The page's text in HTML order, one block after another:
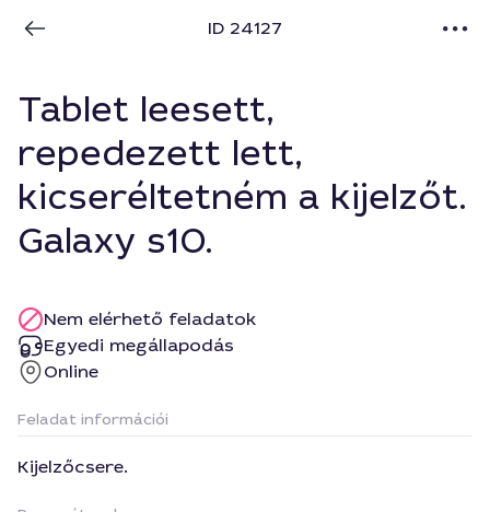
ID 24127
Tablet leesett,
repedezett lett,
kicseréltetném a kijelzőt.
Galaxy s10.
Nem elérhető feladatok
Egyedi megállapodás
Online
Feladat információi
Kijelzőcsere.